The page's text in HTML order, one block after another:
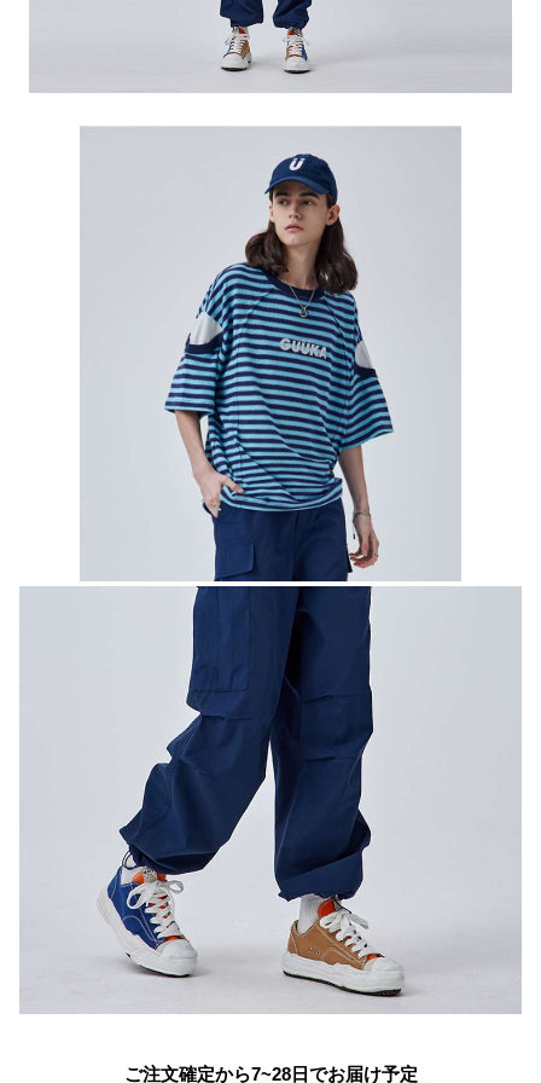
ご注文確定から7~28日でお届け予定